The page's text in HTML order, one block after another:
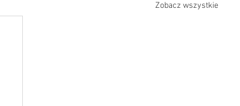
Zobacz wszystkie